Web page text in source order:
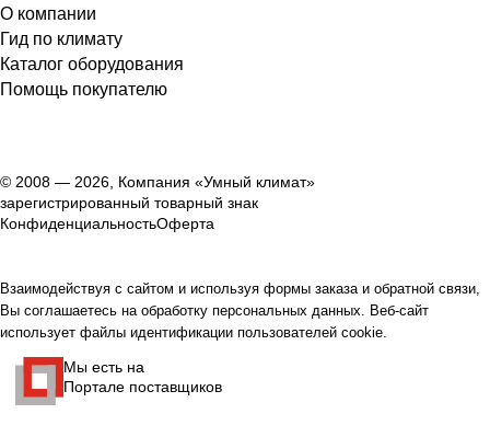
О компании
Гид по климату
Каталог оборудования
Помощь покупателю
© 2008 — 2026, Компания «Умный климат»
зарегистрированный товарный знак
КонфиденциальностьОферта
Взаимодействуя с сайтом и используя формы заказа и обратной связи,
Вы соглашаетесь на обработку персональных данных. Веб-сайт
использует файлы идентификации пользователей cookie.
Мы есть на
Портале поставщиков